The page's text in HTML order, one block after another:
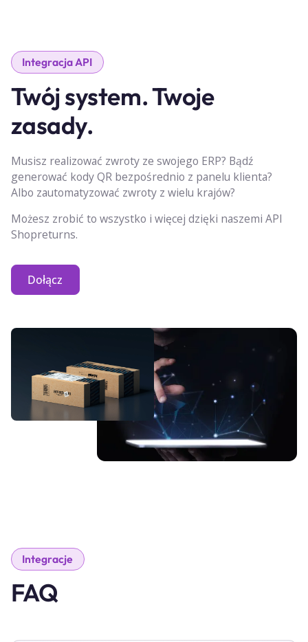
Integracja API
Twój system. Twoje
zasady.
Musisz realizować zwroty ze swojego ERP? Bądź
generować kody QR bezpośrednio z panelu klienta?
Albo zautomatyzować zwroty z wielu krajów?
Możesz zrobić to wszystko i więcej dzięki naszemi API
Shopreturns.
Dołącz
Integracje
FAQ